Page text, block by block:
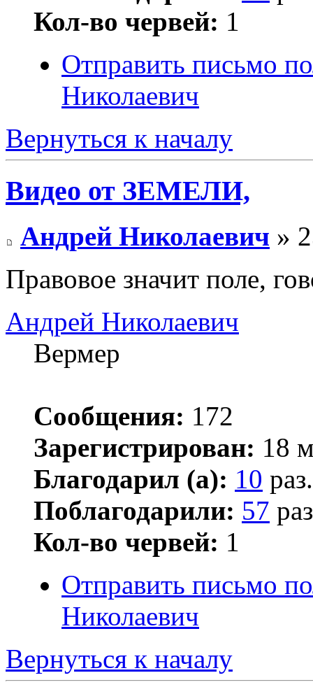
Кол-во червей: 1
Отправить письмо
Николаевич
Вернуться к началу
Видео от ЗЕМЕЛИ,
Андрей Николаевич »
Правовое значит поле,
Андрей Николаевич
Вермер
Сообщения: 172
Зарегистрирован: 18
Благодарил (а): 10 раз.
Поблагодарили: 57
Кол-во червей: 1
Отправить письмо
Николаевич
Вернуться к началу